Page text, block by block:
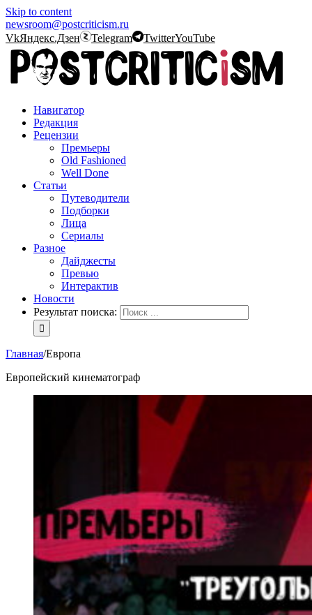
Skip to content
newsroom@postcriticism.ru
VkЯндекс.Дзен Telegram TwitterYouTube
Навигатор
Редакция
Рецензии
Премьеры
Old Fashioned
Well Done
Статьи
Путеводители
Подборки
Лица
Сериалы
Разное
Дайджесты
Превью
Интерактив
Новости
Результат поиска:
Главная/Европа
Европейский кинематограф